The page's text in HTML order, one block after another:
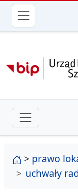
przejdź do
strona
> prawo
uchwały